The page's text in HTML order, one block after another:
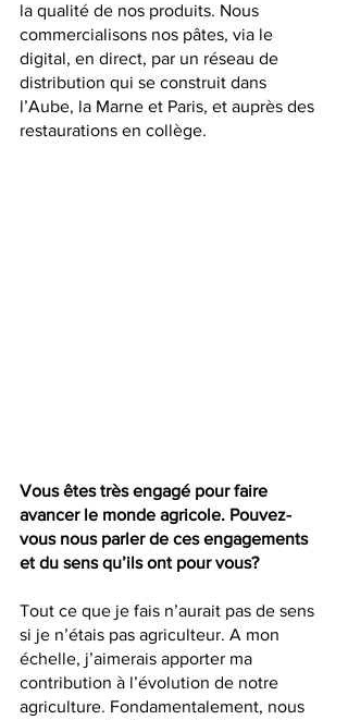
la qualité de nos produits. Nous
commercialisons nos pâtes, via le
digital, en direct, par un réseau de
distribution qui se construit dans
l’Aube, la Marne et Paris, et auprès des
restaurations en collège.
Vous êtes très engagé pour faire
avancer le monde agricole. Pouvez-
vous nous parler de ces engagements
et du sens qu’ils ont pour vous?
Tout ce que je fais n’aurait pas de sens
si je n’étais pas agriculteur. A mon
échelle, j’aimerais apporter ma
contribution à l’évolution de notre
agriculture. Fondamentalement, nous